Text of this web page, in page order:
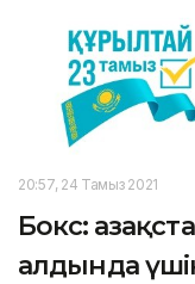
20:57, 24 Тамыз 2021
Бокс:
алдында